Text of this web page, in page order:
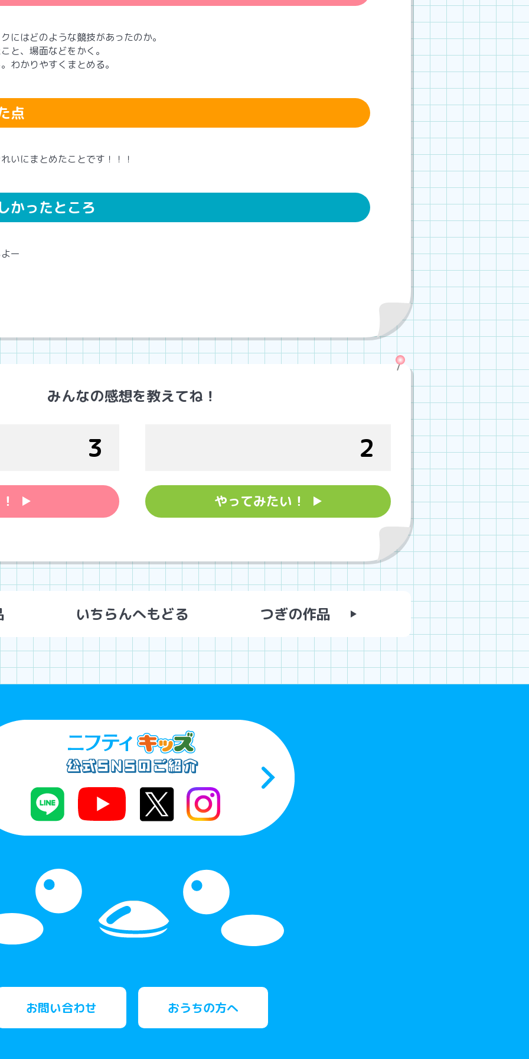
にはどのような競技があったのか。
と、場面などをかく。
わかりやすくまとめる。
点
いにまとめたことです！！！
かったところ
ー
みんなの感想を教えてね！
3
やってみたい！
2
いちらんへもどる つぎの作品
お問い合わせ おうちの方へ